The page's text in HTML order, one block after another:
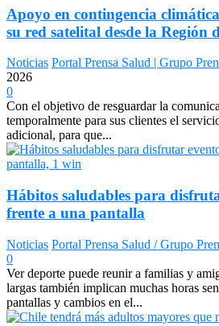
Apoyo en contingencia
su red satelital desde la Región
Noticias Portal Prensa Salud | Grupo
2026
0
Con el objetivo de resguardar la
temporalmente para sus clientes el
adicional, para que...
Hábitos saludables para
frente a una pantalla
Noticias Portal Prensa Salud / Grupo
0
Ver deporte puede reunir a familias y
largas también implican muchas horas
pantallas y cambios en el...